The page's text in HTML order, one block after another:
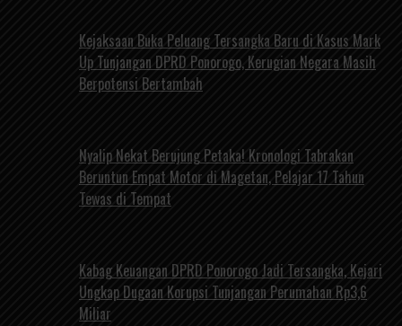
Kejaksaan Buka Peluang Tersangka Baru di Kasus Mark
Up Tunjangan DPRD Ponorogo, Kerugian Negara Masih
Berpotensi Bertambah
Nyalip Nekat Berujung Petaka! Kronologi Tabrakan
Beruntun Empat Motor di Magetan, Pelajar 17 Tahun
Tewas di Tempat
Kabag Keuangan DPRD Ponorogo Jadi Tersangka, Kejari
Ungkap Dugaan Korupsi Tunjangan Perumahan Rp3,6
Miliar